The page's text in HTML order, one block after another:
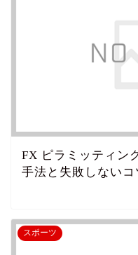
FX ピラミッティン
手法と失敗しないコ
スポーツ